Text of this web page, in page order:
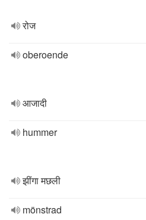
रोज
oberoende
आजादी
hummer
झींगा मछली
mönstrad